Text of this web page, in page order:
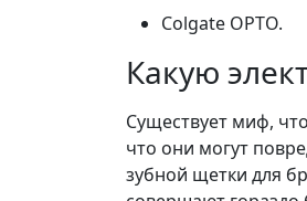
Colgate ОРТО.
Какую
Существует миф,
что они могут
зубной щетки для